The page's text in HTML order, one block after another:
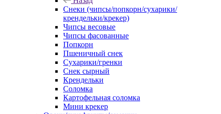
Снеки (чипсы/попкорн/сухарики/
крендельки/крекер)
Чипсы весовые
Чипсы фасованные
Попкорн
Пшеничный снек
Сухарики/гренки
Снек сырный
Крендельки
Соломка
Картофельная соломка
Мини крекер